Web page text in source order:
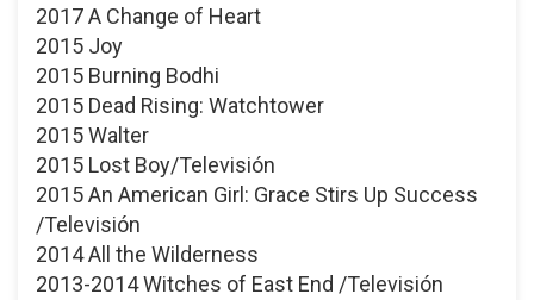
2017 A Change of Heart
2015 Joy
2015 Burning Bodhi
2015 Dead Rising: Watchtower
2015 Walter
2015 Lost Boy/Televisión
2015 An American Girl: Grace Stirs Up Success
/Televisión
2014 All the Wilderness
2013-2014 Witches of East End /Televisión